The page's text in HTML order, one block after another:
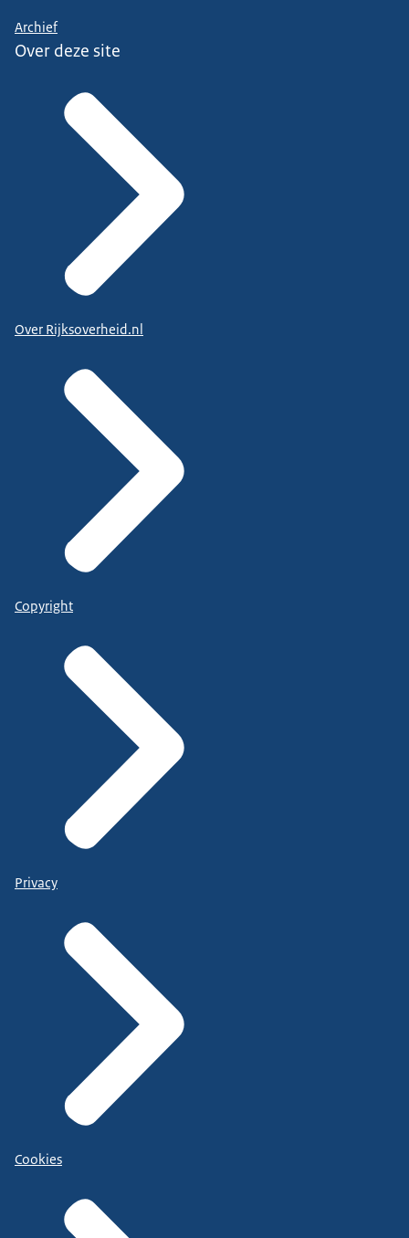
Archief
Over deze site
Over Rijksoverheid.nl
Copyright
Privacy
Cookies